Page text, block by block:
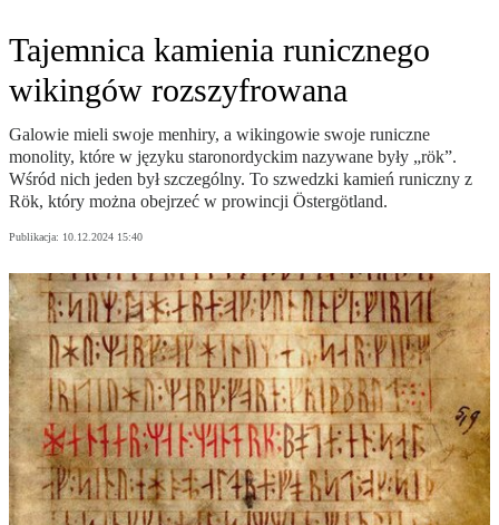
Tajemnica kamienia runicznego
wikingów rozszyfrowana
Galowie mieli swoje menhiry, a wikingowie swoje runiczne
monolity, które w języku staronordyckim nazywane były „rök”.
Wśród nich jeden był szczególny. To szwedzki kamień runiczny z
Rök, który można obejrzeć w prowincji Östergötland.
Publikacja: 10.12.2024 15:40